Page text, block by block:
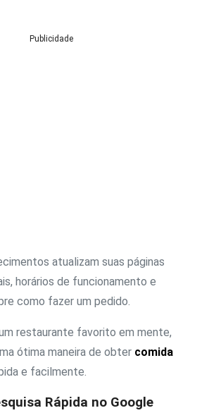
Publicidade
atualizam suas páginas
horários de funcionamento e
como fazer um pedido.
restaurante favorito em mente,
ótima maneira de obter comida
e facilmente.
Rápida no Google